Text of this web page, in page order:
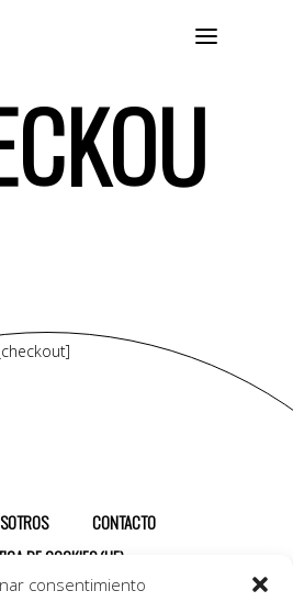
consentimiento
CONTACTO
DE COOKIES (UE)